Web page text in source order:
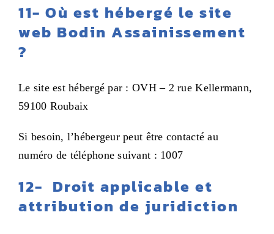
11- Où est hébergé le site
web Bodin Assainissement
?
Le site est hébergé par : OVH – 2 rue Kellermann,
59100 Roubaix
Si besoin, l’hébergeur peut être contacté au
numéro de téléphone suivant : 1007
12- Droit applicable et
attribution de juridiction